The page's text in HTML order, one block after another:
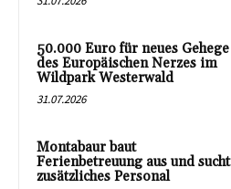
50.000 Euro für neues Gehege
des Europäischen Nerzes im
Wildpark Westerwald
31.07.2026
Montabaur baut
Ferienbetreuung aus und sucht
zusätzliches Personal